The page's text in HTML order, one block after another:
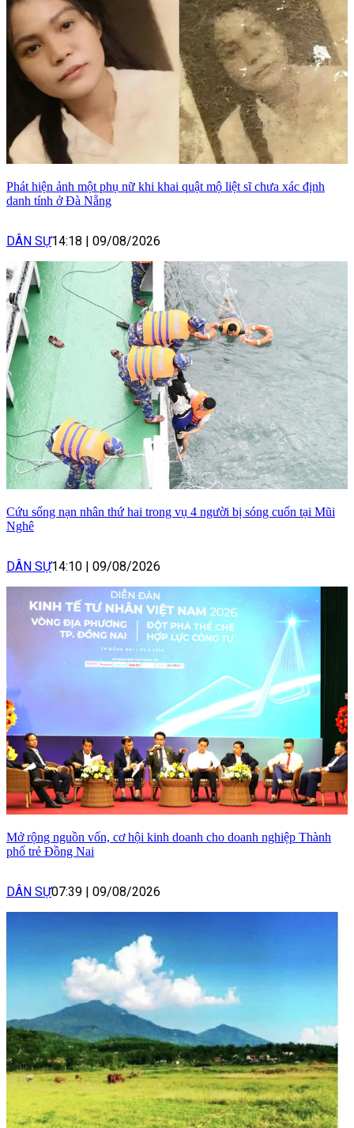
Phát hiện ảnh một phụ nữ khi khai quật mộ liệt sĩ chưa xác định
danh tính ở Đà Nẵng
DÂN SỰ14:18 09/08/2026
Cứu sống nạn nhân thứ hai trong vụ 4 người bị sóng cuốn tại Mũi
Nghê
DÂN SỰ14:10 09/08/2026
Mở rộng nguồn vốn, cơ hội kinh doanh cho doanh nghiệp Thành
phố trẻ Đồng Nai
DÂN SỰ07:39 09/08/2026